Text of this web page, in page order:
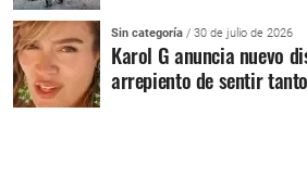
Sin categoría / 30 de julio de 2026
Karol G anuncia nuevo
arrepiento de sentir